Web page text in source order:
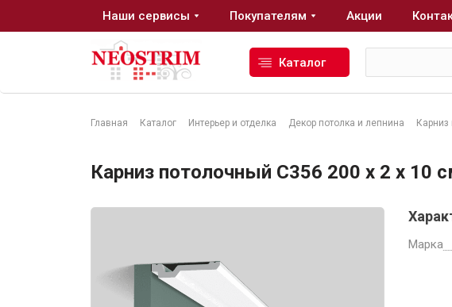
Главная Каталог Интерьер и отделка Декор потолка и лепнина
Карниз потолочный C356 200 x 2 x 10
Марка
Наши сервисы Покупателям Акции
Каталог
Кровельные материалы
Клеи,